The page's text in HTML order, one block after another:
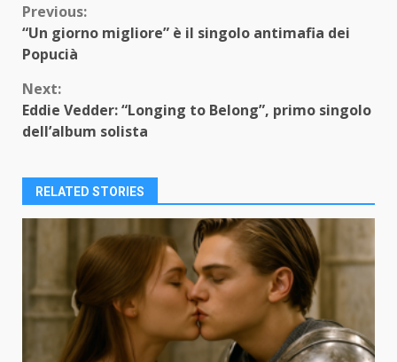
Continue
Reading
Previous:
“Un giorno migliore” è il singolo antimafia dei
Popucià
Next:
Eddie Vedder: “Longing to Belong”, primo singolo
dell’album solista
RELATED STORIES